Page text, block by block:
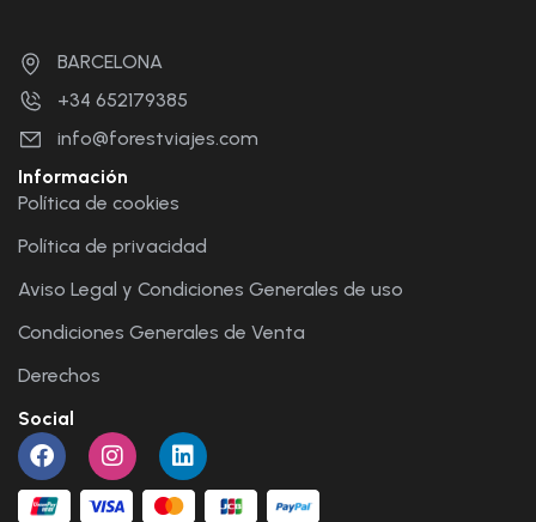
BARCELONA
+34 652179385
info@forestviajes.com
Información
Política de cookies
Política de privacidad
Aviso Legal y Condiciones Generales de uso
Condiciones Generales de Venta
Derechos
Social